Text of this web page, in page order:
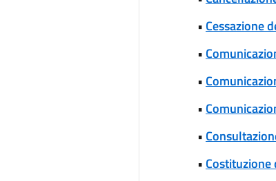
• Cessazione
•
•
•
•
•